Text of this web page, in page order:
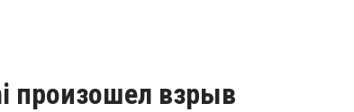
произошел взрыв